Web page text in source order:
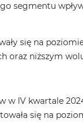
segmentu
się na
oraz niższym
w IV kwartale
się na